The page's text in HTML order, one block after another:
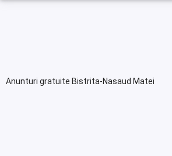
Anunturi gratuite Bistrita-Nasaud Matei